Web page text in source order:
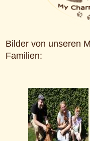
Bilder von unseren
Familien: